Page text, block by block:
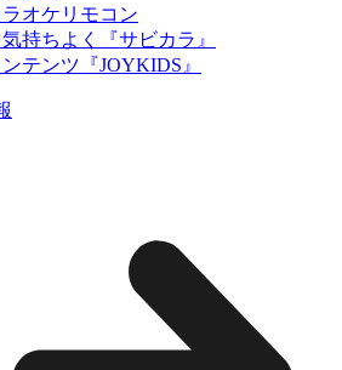
オケリモコン
持ちよく『サビカラ』
テンツ『JOYKIDS』